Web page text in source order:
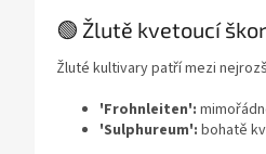
🟢 Žlutě kvetoucí
Žluté kultivary patří mezi
'Frohnleiten':
'Sulphureum': bohatě